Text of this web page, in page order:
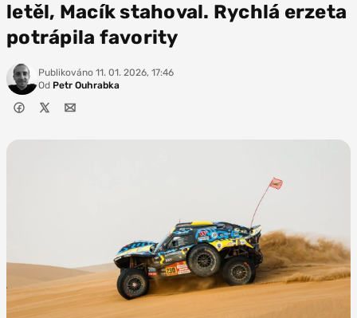
letěl, Macík stahoval. Rychlá erzeta
potrápila favority
Publikováno 11. 01. 2026, 17:46
Od Petr Ouhrabka